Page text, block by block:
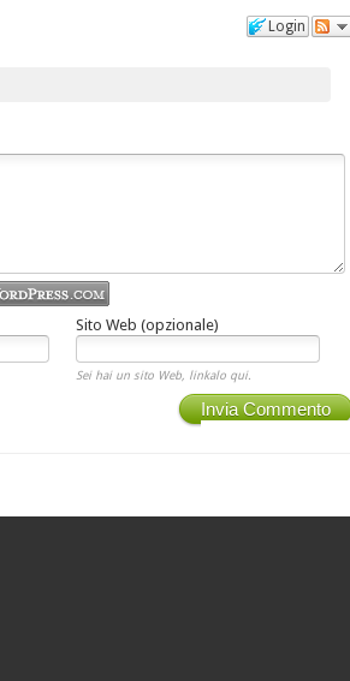
Login
Sito Web (opzionale)
Sei hai un sito Web, linkalo qui.
Invia Commento